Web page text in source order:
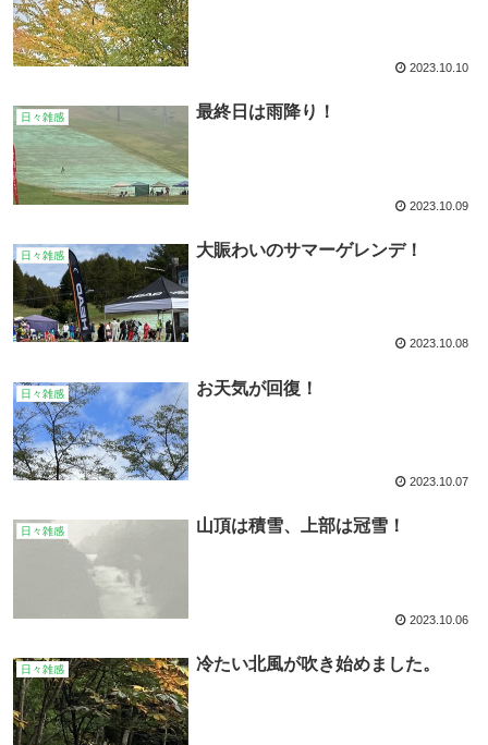
2023.10.10
日々雑感 最終日は雨降り！
2023.10.09
日々雑感 大賑わいのサマーゲレンデ！
2023.10.08
日々雑感 お天気が回復！
2023.10.07
日々雑感 山頂は積雪、上部は冠雪！
2023.10.06
日々雑感 冷たい北風が吹き始めました。